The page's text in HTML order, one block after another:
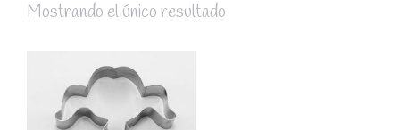
Mostrando el único resultado